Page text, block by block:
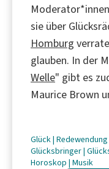
sie über
Homburg
glauben. In der
Welle" gibt es
Maurice Brown
Glück| Redewendung
Glücksbringer|
Horoskop | Musik